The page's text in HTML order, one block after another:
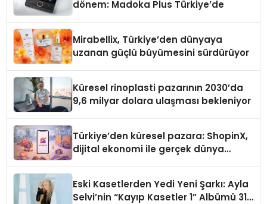
dönem: Madoka Plus Türkiye’de
Mirabellix, Türkiye’den dünyaya
uzanan güçlü büyümesini sürdürüyor
Küresel rinoplasti pazarının 2030’da
9,6 milyar dolara ulaşması bekleniyor
Türkiye’den küresel pazara: ShopinX,
dijital ekonomi ile gerçek dünya
Eski Kasetlerden Yedi Yeni Şarkı: Ayla
Selvi’nin “Kayıp Kasetler 1” Albümü 31